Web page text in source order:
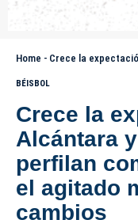
Home - Crece la expectación: Alcántara
BÉISBOL
Crece la
Alcántara
perfilan
el agitado
cambios